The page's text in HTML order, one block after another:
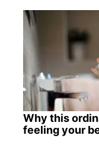
Why this
feeling your